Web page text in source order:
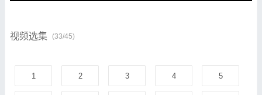
视频选集 (33/45)
1 2 3 4 5